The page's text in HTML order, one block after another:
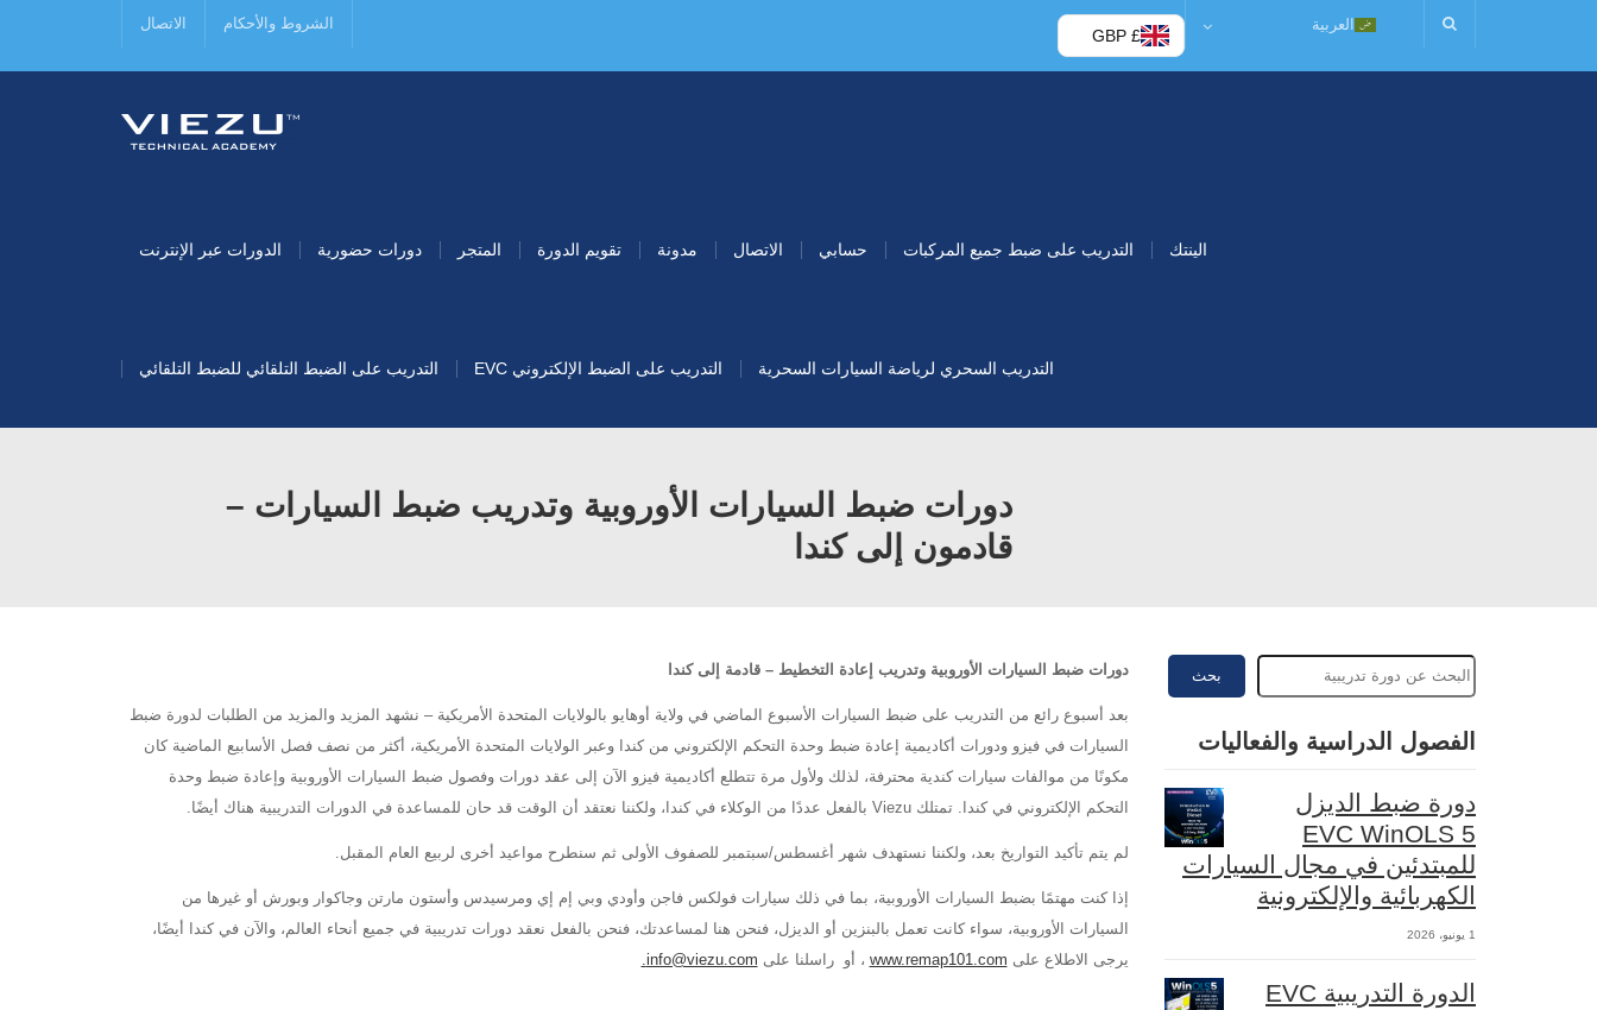
الاتصال الشروط والأحكام
£ GBP
العربية
الدورات عبر الإنترنت دورات حضورية المتجر تقويم الدورة مدونة الاتصال حسابي التدريب على ضبط جميع المركبات الينتك
التدريب على الضبط التلقائي للضبط التلقائي التدريب على الضبط الإلكتروني EVC التدريب السحري لرياضة السيارات السحرية
دورات ضبط السيارات الأوروبية وتدريب ضبط السيارات –
قادمون إلى كندا
دورات ضبط السيارات الأوروبية وتدريب إعادة التخطيط – قادمة إلى كندا
بعد أسبوع رائع من التدريب على ضبط السيارات الأسبوع الماضي في ولاية أوهايو بالولايات المتحدة الأمريكية – نشهد المزيد والمزيد من الطلبات لدورة ضبط
السيارات في فيزو ودورات أكاديمية إعادة ضبط وحدة التحكم الإلكتروني من كندا وعبر الولايات المتحدة الأمريكية، أكثر من نصف فصل الأسابيع الماضية كان
مكونًا من موالفات سيارات كندية محترفة، لذلك ولأول مرة تتطلع أكاديمية فيزو الآن إلى عقد دورات وفصول ضبط السيارات الأوروبية وإعادة ضبط وحدة
التحكم الإلكتروني في كندا. تمتلك Viezu بالفعل عددًا من الوكلاء في كندا، ولكننا نعتقد أن الوقت قد حان للمساعدة في الدورات التدريبية هناك أيضًا.
لم يتم تأكيد التواريخ بعد، ولكننا نستهدف شهر أغسطس/سبتمبر للصفوف الأولى ثم سنطرح مواعيد أخرى لربيع العام المقبل.
إذا كنت مهتمًا بضبط السيارات الأوروبية، بما في ذلك سيارات فولكس فاجن وأودي وبي إم إي ومرسيدس وأستون مارتن وجاكوار وبورش أو غيرها من
السيارات الأوروبية، سواء كانت تعمل بالبنزين أو الديزل، فنحن هنا لمساعدتك، فنحن بالفعل نعقد دورات تدريبية في جميع أنحاء العالم، والآن في كندا أيضًا،
يرجى الاطلاع على www.remap101.com ، أو راسلنا على info@viezu.com.
بحث
الفصول الدراسية والفعاليات
دورة ضبط الديزل
EVC WinOLS 5
للمبتدئين في مجال السيارات
الكهربائية والإلكترونية
1 يونيو، 2026
الدورة التدريبية EVC